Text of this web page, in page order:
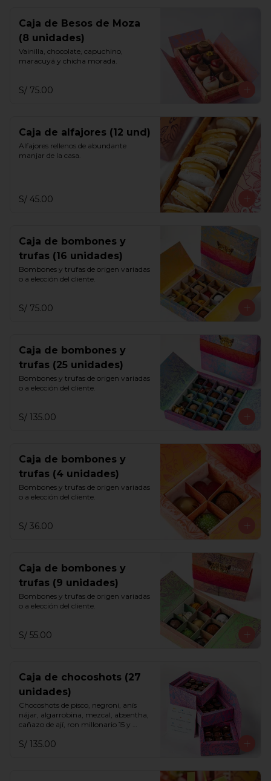
Caja de Besos de Moza
(8 unidades)
Vainilla, chocolate, capuchino,
maracuyá y chicha morada.
S/ 75.00
Caja de alfajores (12 und)
Alfajores rellenos de abundante
manjar de la casa.
S/ 45.00
Caja de bombones y
trufas (16 unidades)
Bombones y trufas de origen variadas
o a elección del cliente.
S/ 75.00
Caja de bombones y
trufas (25 unidades)
Bombones y trufas de origen variadas
o a elección del cliente.
S/ 135.00
Caja de bombones y
trufas (4 unidades)
Bombones y trufas de origen variadas
o a elección del cliente.
S/ 36.00
Caja de bombones y
trufas (9 unidades)
Bombones y trufas de origen variadas
o a elección del cliente.
S/ 55.00
Caja de chocoshots (27
unidades)
Chocoshots de pisco, negroni, anís
nájar, algarrobina, mezcal, absentha,
cañazo de ají, ron millonario 15 y
S/ 135.00